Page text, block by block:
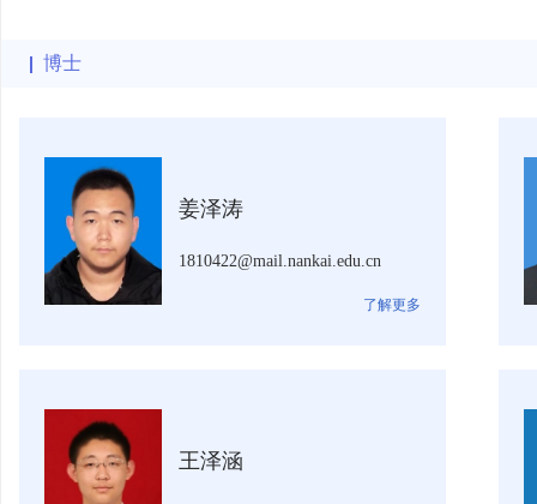
博士
姜泽涛
1810422@mail.nankai.edu.cn
了解更多
王泽涵